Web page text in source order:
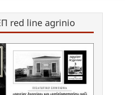
red line agrinio